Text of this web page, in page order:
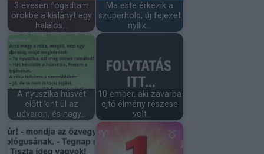
3 évesen fogadtam
örökbe a kislányt egy
halálos…
Ma este érkezik a
szuperhold, új fejezet
nyílik…
A nyuszika húsvét
előtt kint ül az
udvaron, és nagy…
10 ember, aki zavarba
ejtő élmény részese
volt